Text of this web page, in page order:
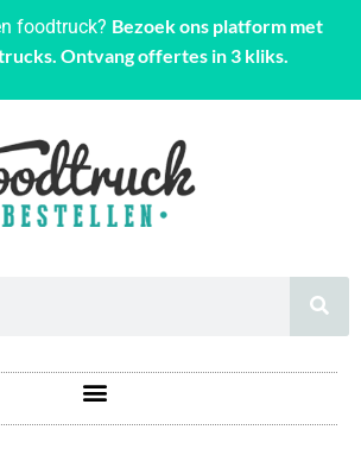
foodtruck? Bezoek ons platform met
Ontvang offertes in 3 kliks.